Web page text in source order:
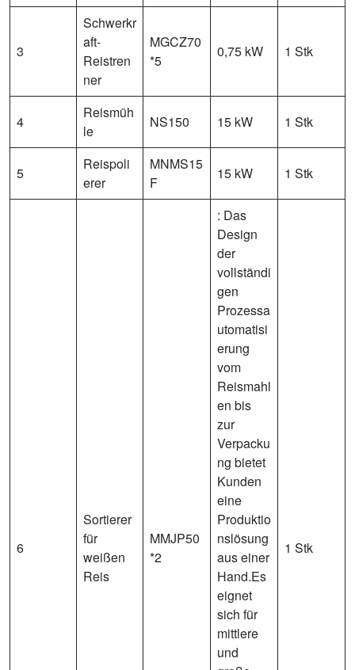
3
Schwerkr
aft-
Reistren
ner
MGCZ70
*5
0,75 kW 1 Stk
4
Reismüh
le
NS150 15 kW 1 Stk
5
Reispoli
erer
MNMS15
F
15 kW 1 Stk
6
Sortierer
für
weißen
Reis
MMJP50
*2
: Das
Design
der
vollständi
gen
Prozessa
utomatisi
erung
vom
Reismahl
en bis
zur
Verpacku
ng bietet
Kunden
eine
Produktio
nslösung
aus einer
Hand.Es
eignet
sich für
mittlere
und
1 Stk